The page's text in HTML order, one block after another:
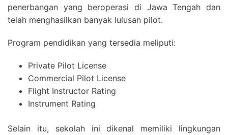
penerbangan yang beroperasi di Jawa Tengah dan
telah menghasilkan banyak lulusan pilot.
Program pendidikan yang tersedia meliputi:
Private Pilot License
Commercial Pilot License
Flight Instructor Rating
Instrument Rating
Selain itu, sekolah ini dikenal memiliki lingkungan